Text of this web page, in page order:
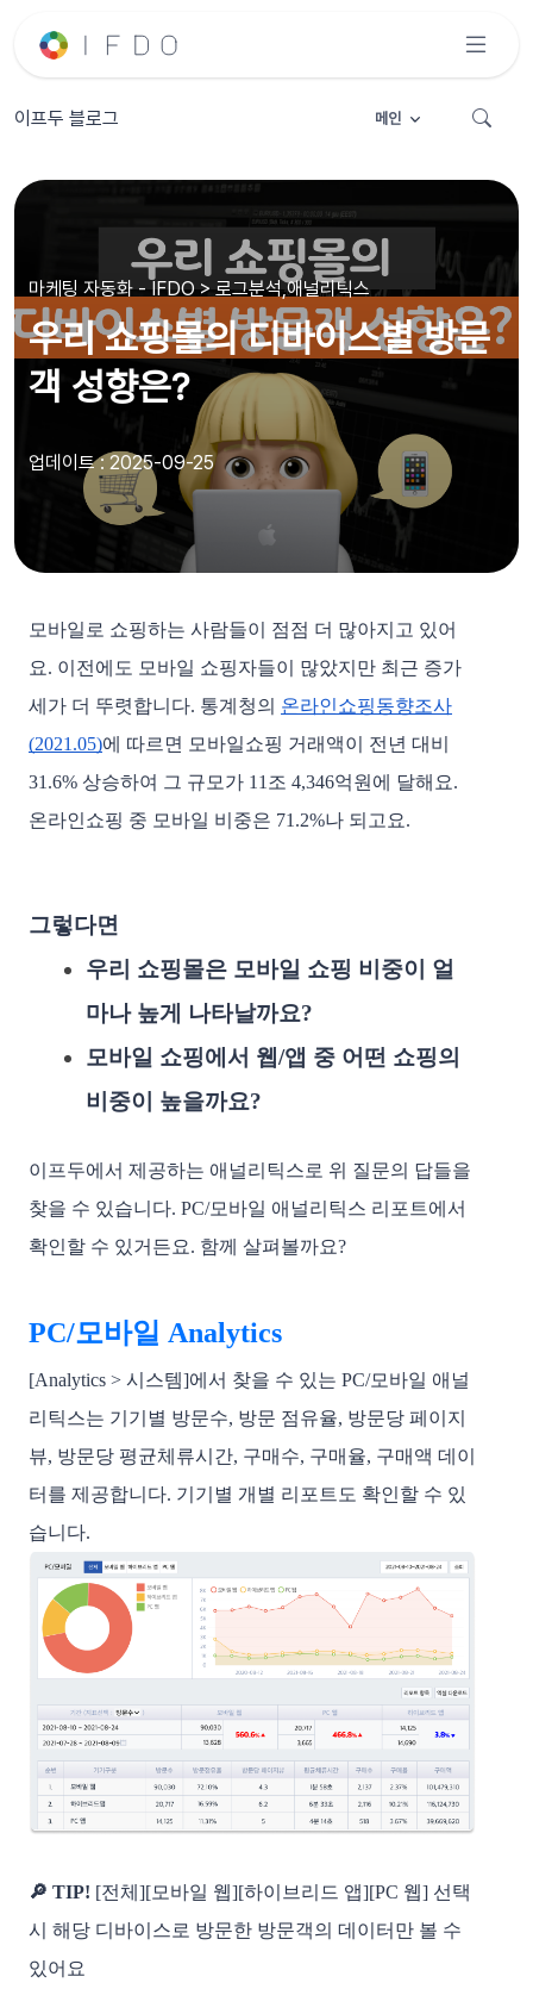
이프두 블로그 메인
마케팅 자동화 - IFDO > 로그분석,애널리틱스
우리 쇼핑몰의 디바이스별 방문
객 성향은?
업데이트 : 2025-09-25
모바일로 쇼핑하는 사람들이 점점 더 많아지고 있어
요. 이전에도 모바일 쇼핑자들이 많았지만 최근 증가
세가 더 뚜렷합니다. 통계청의 온라인쇼핑동향조사
(2021.05)에 따르면 모바일쇼핑 거래액이 전년 대비
31.6% 상승하여 그 규모가 11조 4,346억원에 달해요.
온라인쇼핑 중 모바일 비중은 71.2%나 되고요.
그렇다면
우리 쇼핑몰은 모바일 쇼핑 비중이 얼
마나 높게 나타날까요?
모바일 쇼핑에서 웹/앱 중 어떤 쇼핑의
비중이 높을까요?
이프두에서 제공하는 애널리틱스로 위 질문의 답들을
찾을 수 있습니다. PC/모바일 애널리틱스 리포트에서
확인할 수 있거든요. 함께 살펴볼까요?
PC/모바일 Analytics
[Analytics > 시스템]에서 찾을 수 있는 PC/모바일 애널
리틱스는 기기별 방문수, 방문 점유율, 방문당 페이지
뷰, 방문당 평균체류시간, 구매수, 구매율, 구매액 데이
터를 제공합니다. 기기별 개별 리포트도 확인할 수 있
습니다.
🔎 TIP! [전체][모바일 웹][하이브리드 앱][PC 웹] 선택
시 해당 디바이스로 방문한 방문객의 데이터만 볼 수
있어요